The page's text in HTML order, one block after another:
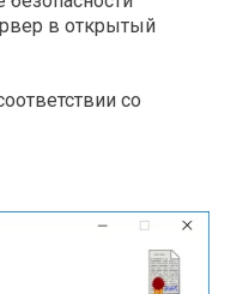
в открытый
со